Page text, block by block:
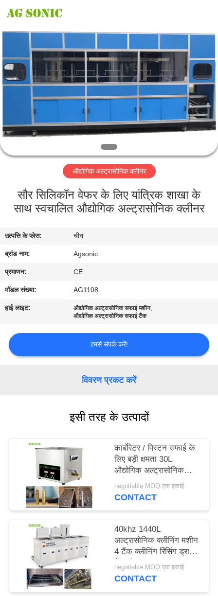
उत्पादों
दिखाएँ
हमारे
भ्रमण
गुणवत्ता
नियंत्रण
करें
विनती
साइटमैप
PRIVACY
POLICY
Sonic
Technology
Rights
औद्योगिक अल्ट्रासोनिक क्लीनर
सौर सिलिकॉन वेफर के लिए यांत्रिक शाखा के
साथ स्वचालित औद्योगिक अल्ट्रासोनिक क्लीनर
उत्पत्ति के प्लेस: चीन
ब्रांड नाम: Agsonic
प्रमाणन: CE
मॉडल संख्या: AG1108
हाई लाइट: औद्योगिक अल्ट्रासोनिक सफाई मशीन,
औद्योगिक अल्ट्रासोनिक सफाई टैंक
हमसे संपर्क करें!
विवरण प्रकट करें
इसी तरह के उत्पादों
कार्बोरेटर / पिस्टन सफाई के
लिए बड़ी क्षमता 30L
औद्योगिक अल्ट्रासोनिक
क्लीनर
negotiable MOQ:एक इकाई
CONTACT
40khz 1440L
अल्ट्रासोनिक क्लीनिंग मशीन
4 टैंक क्लीनिंग रिंसिंग ड्राईंग
फिल्ट्रेशन
negotiable MOQ:एक इकाई
CONTACT